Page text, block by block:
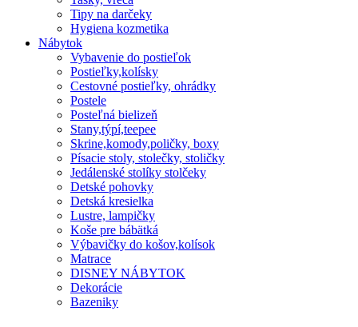
Tipy na darčeky
Hygiena kozmetika
Nábytok
Vybavenie do postieľok
Postieľky,kolísky
Cestovné postieľky, ohrádky
Postele
Posteľná bielizeň
Stany,týpí,teepee
Skrine,komody,poličky, boxy
Písacie stoly, stolečky, stoličky
Jedálenské stolíky stolčeky
Detské pohovky
Detská kresielka
Lustre, lampičky
Koše pre bábätká
Výbavičky do košov,kolísok
Matrace
DISNEY NÁBYTOK
Dekorácie
Bazeniky